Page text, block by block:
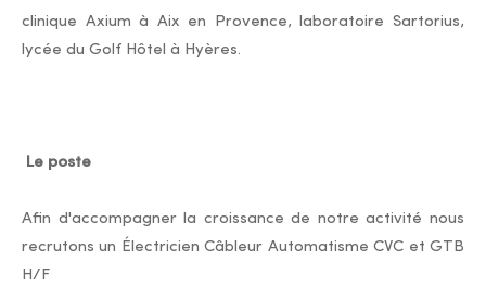
clinique Axium à Aix en Provence, laboratoire Sartorius,
lycée du Golf Hôtel à Hyères.
Le poste
Afin d'accompagner la croissance de notre activité nous
recrutons un Électricien Câbleur Automatisme CVC et GTB
H/F